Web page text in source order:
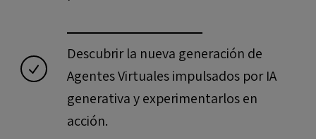
Descubrir la nueva generación de
Agentes Virtuales impulsados por IA
generativa y experimentarlos en
acción.